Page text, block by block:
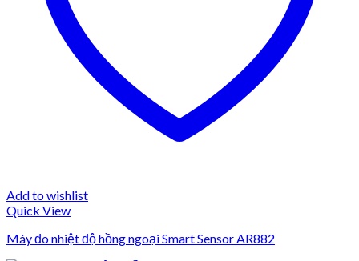
Add to wishlist
Quick View
Máy đo nhiệt độ hồng ngoại Smart Sensor AR882